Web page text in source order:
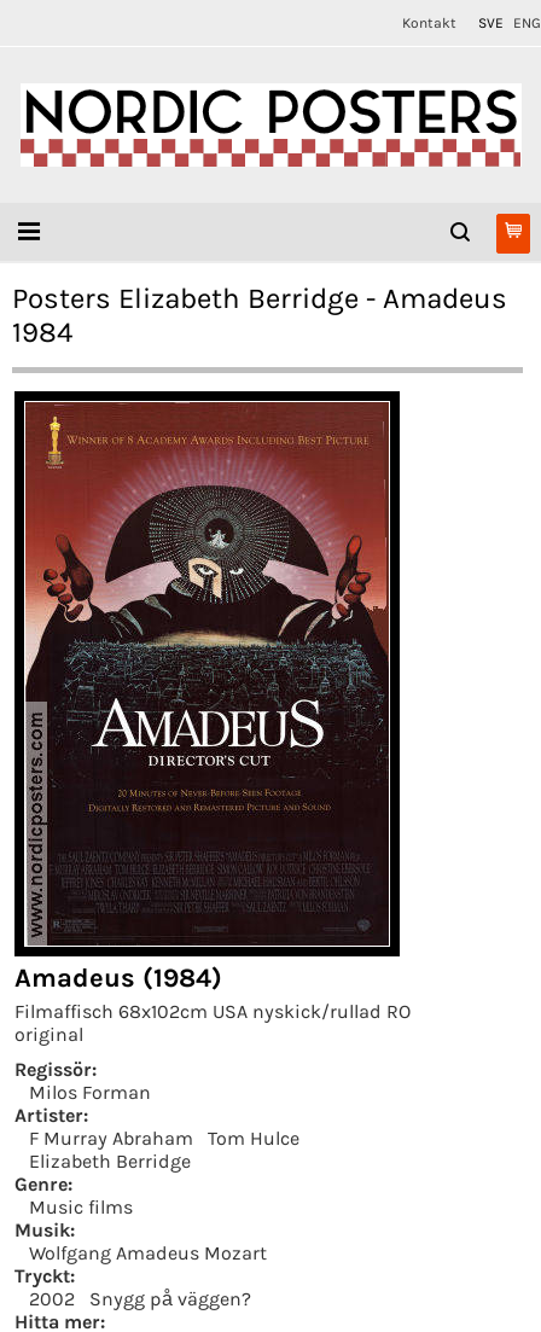
Kontakt SVE ENG
Posters Elizabeth Berridge - Amadeus
1984
Amadeus (1984)
Filmaffisch 68x102cm USA nyskick/rullad RO
original
Regissör:
Milos Forman
Artister:
F Murray Abraham
Tom Hulce
Elizabeth Berridge
Genre:
Music films
Musik:
Wolfgang Amadeus Mozart
Tryckt:
2002
Snygg på väggen?
Hitta mer: